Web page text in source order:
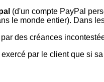
(d'un compte PayPal
le monde entier). Dans
des créances
par le client que si